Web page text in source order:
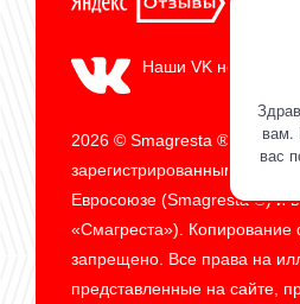
вам.
вас
Наши VK новости
2026 © Smagresta ®
зарегистрированным
Евросоюзе (Smagresta ®)
«Смагреста»). Копирование
запрещено. Все права на
представленные на сайте,